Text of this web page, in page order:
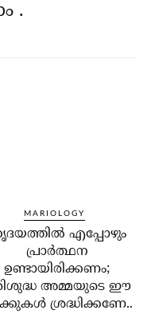
.
MARIOLOGY
എപ്പോഴും
പ്രാര്‍ത്ഥന
ഉണ്ടായിരിക്കണം;
അമ്മയുടെ ഈ
ശ്രദ്ധിക്കണേ..